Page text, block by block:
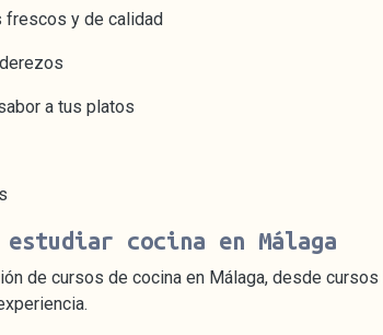
frescos y de calidad
a tus platos
estudiar cocina en Málaga
de cursos de cocina en Málaga, desde